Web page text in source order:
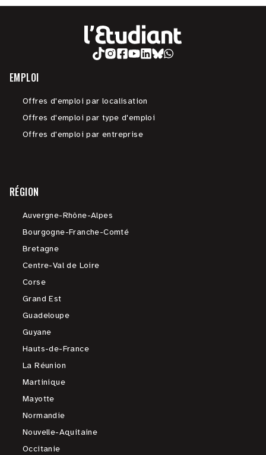
EMPLOI
Offres d'emploi par localisation
Offres d'emploi par type d'emploi
Offres d'emploi par entreprise
RÉGION
Auvergne-Rhône-Alpes
Bourgogne-Franche-Comté
Bretagne
Centre-Val de Loire
Corse
Grand Est
Guadeloupe
Guyane
Hauts-de-France
La Réunion
Martinique
Mayotte
Normandie
Nouvelle-Aquitaine
Occitanie